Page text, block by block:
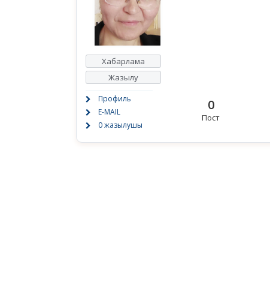
Хабарлама
Жазылу
Профиль
E-MAIL
0 жазылушы
0
Пост